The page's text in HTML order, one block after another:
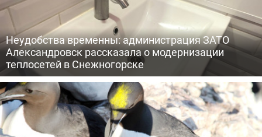
Неудобства временны: администрация ЗАТО
Александровск рассказала о модернизации
теплосетей в Снежногорске